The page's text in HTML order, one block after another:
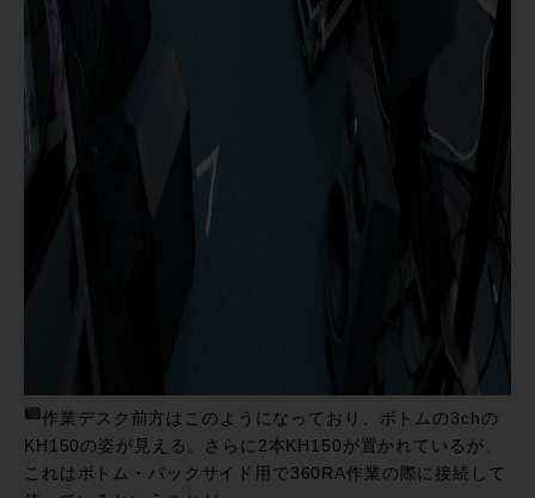
作業デスク前方はこのようになっており、ボトムの3chの
KH150の姿が見える。さらに2本KH150が置かれているが、
これはボトム・バックサイド用で360RA作業の際に接続して